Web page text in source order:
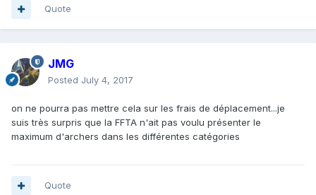
Quote
JMG
Posted July 4, 2017
on ne pourra pas mettre cela sur les frais de déplacement...je
suis très surpris que la FFTA n'ait pas voulu présenter le
maximum d'archers dans les différentes catégories
Quote